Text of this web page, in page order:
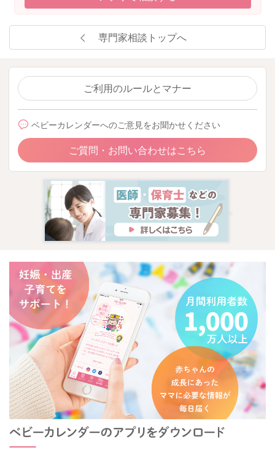
専門家相談トップへ
ご利用のルールとマナー
ベビーカレンダーへのご意見をお聞かせください
ご質問・お問い合わせはこちら